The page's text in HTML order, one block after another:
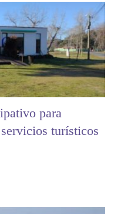
para
turísticos